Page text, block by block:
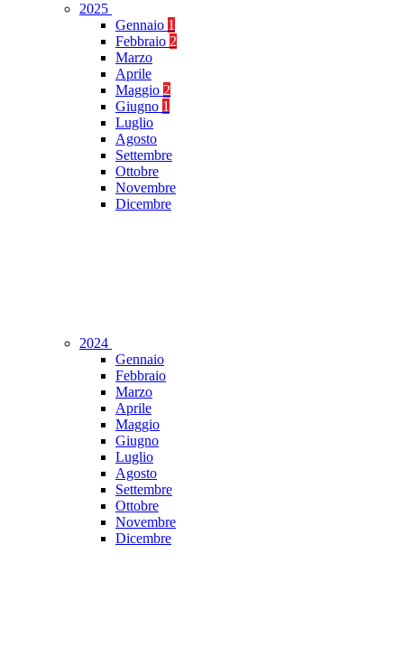
2025
Gennaio 1
Febbraio 2
Marzo
Aprile
Maggio 2
Giugno 1
Luglio
Agosto
Settembre
Ottobre
Novembre
Dicembre
2024
Gennaio
Febbraio
Marzo
Aprile
Maggio
Giugno
Luglio
Agosto
Settembre
Ottobre
Novembre
Dicembre